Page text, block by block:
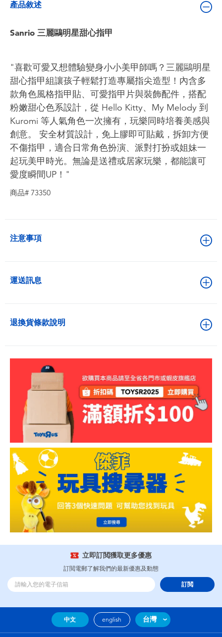
電池
任天堂 Switch
盲盒
角色收藏
生活雜貨
產品敘述
Sanrio 三麗鷗明星甜心指甲
"喜歡可愛又想體驗變身小小美甲師嗎？三麗鷗明星
甜心指甲組讓孩子輕鬆打造專屬指尖造型！內含多
款角色風格指甲貼、可愛指甲片與裝飾配件，搭配
粉嫩甜心色系設計，從 Hello Kitty、My Melody 到
Kuromi 等人氣角色一次擁有，玩樂同時培養美感與
創意。 安全材質設計，免上膠即可貼戴，拆卸方便
不傷指甲，適合日常角色扮演、派對打扮或姐妹一
起玩美甲時光。無論是送禮或居家玩樂，都能讓可
愛度瞬間UP！"
商品# 73350
注意事項
運送訊息
退換貨條款說明
立即訂閲獲取更多優惠
訂閲電郵了解我們的最新優惠及動態
訂閲
中文 english 台灣